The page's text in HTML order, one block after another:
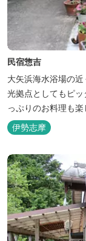
民宿惣吉
大矢浜海水浴場の
光拠点としてもピ
っぷりのお料理も楽
伊勢志摩